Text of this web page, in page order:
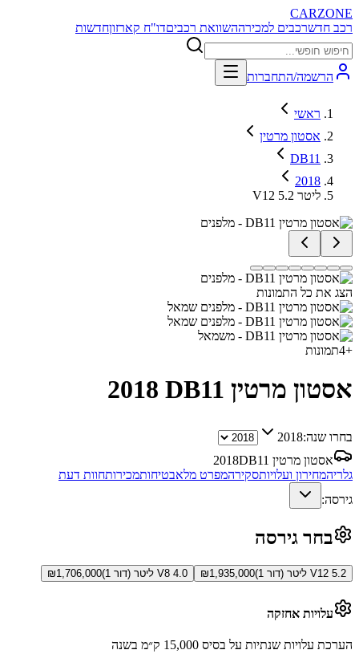
CARZONE
רכב חדשרכבים למכירההשוואת רכביםדו"ח קארזוןחדשות
הרשמה/התחברות
ראשי
אסטון מרטין
DB11
2018
V12 5.2 ליטר
הצג את כל התמונות
+
4תמונות
אסטון מרטין DB11 2018
בחרו שנה:2018
אסטון מרטין DB11
2018
גלריהמחירון ועלויותסקירהמפרט מלאבטיחותמכירותחוות דעת
גירסה:
בחר גירסה
V12 5.2 ליטר (דור 1) ₪1,935,000 V8 4.0 ליטר (דור 1) ₪1,706,000
עלויות אחזקה
הערכת עלויות שנתיות על בסיס 15,000 ק״מ בשנה